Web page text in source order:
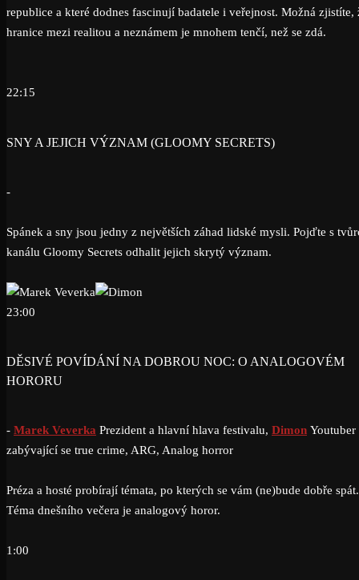
republice a které dodnes fascinují badatele i veřejnost. Možná zjistíte,
hranice mezi realitou a neznámem je mnohem tenčí, než se zdá.
22:15
SNY A JEJICH VÝZNAM (GLOOMY SECRETS)
-
Spánek a sny jsou jedny z největších záhad lidské mysli. Pojďte s
kanálu Gloomy Secrets odhalit jejich skrytý význam.
23:00
DĚSIVÉ POVÍDÁNÍ NA DOBROU NOC: O ANALOGOVÉM
HORORU
- Marek Veverka Prezident a hlavní hlava festivalu, Dimon Youtuber
zabývající se true crime, ARG, Analog horror
Préza a hosté probírají témata, po kterých se vám (ne)bude dobře spát.
Téma dnešního večera je analogový horor.
1:00